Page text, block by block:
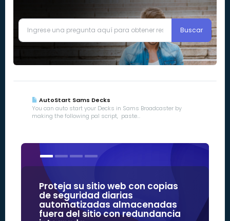
AutoStart Sams Decks
You can auto start your Decks in Sams Broadcaster by
making the following pal script, paste...
Proteja su sitio web con copias
de seguridad diarias
automatizadas almacenadas
fuera del sitio con redundancia